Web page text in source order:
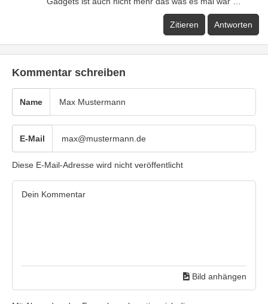
Zitieren Antworten
Kommentar schreiben
Name
E-Mail
Diese E-Mail-Adresse wird nicht veröffentlicht
Bild anhängen